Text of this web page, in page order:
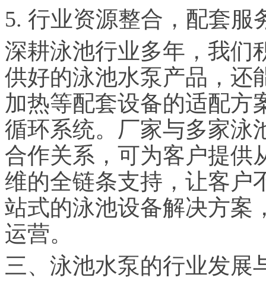
5. 行业资源整合，配套服
深耕泳池行业多年，我们
供好的泳池水泵产品，还
加热等配套设备的适配方
循环系统。厂家与多家泳
合作关系，可为客户提供
维的全链条支持，让客户
站式的泳池设备解决方案
运营。
三、泳池水泵的行业发展